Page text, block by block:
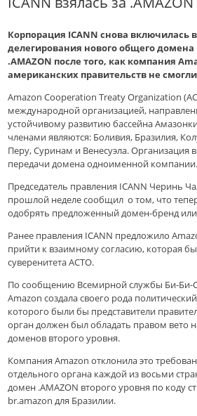
Корпорация ICANN снова включилась
делегирования нового общего домена
.AMAZON после того, как компания
американских правительств не
Amazon Cooperation Treaty Organization
международной организацией,
устойчивому развитию бассейна
членами являются: Боливия, Бразилия,
Перу, Суринам и Венесуэла. Организация
передачи домена одноименной компании.
Председатель правления ICANN Черинь
прошлой неделе сообщил о том, что
одобрять предложенный домен-бренд или
Ранее правления ICANN предложило
прийти к взаимному согласию, которая
суверенитета ACTO.
По сообщению Всемирной службы Би-Би-
Amazon создала своего рода
которого были бы представители
орган должен был обладать правом вето
доменов второго уровня.
Компания Amazon отклонила это
отдельного органа каждой из восьми
домен .AMAZON второго уровня по коду
br.amazon для Бразилии.